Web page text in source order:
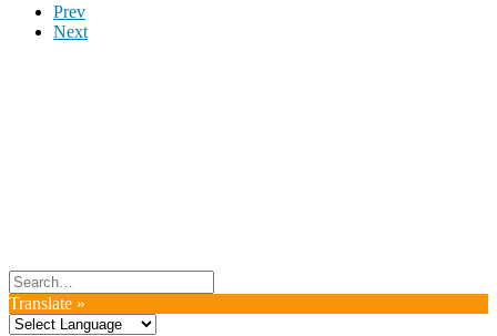
Prev
Next
Translate »